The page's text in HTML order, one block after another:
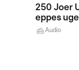
250 Joer
eppes
Audio